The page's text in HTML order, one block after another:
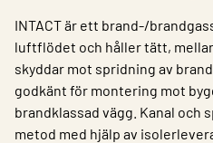
Kontakt
Logga in
Choose languge
INTACT är ett brand-/
luftflödet och håller tätt,
skyddar mot spridning av
godkänt för montering mot
brandklassad vägg. Kanal och
metod med hjälp av